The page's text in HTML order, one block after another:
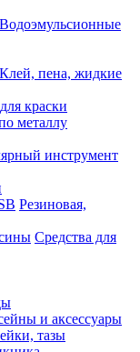
Водоэмульсионные
Клей, пена, жидкие
краски
металлу
инструмент
Резиновая,
Средства для
и аксессуары
тазы